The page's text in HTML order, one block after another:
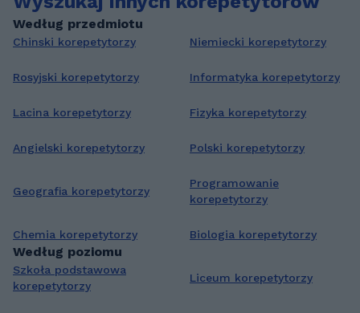
Według przedmiotu
Chinski korepetytorzy Niemiecki korepetytorzy
Rosyjski korepetytorzy Informatyka korepetytorzy
Lacina korepetytorzy Fizyka korepetytorzy
Angielski korepetytorzy Polski korepetytorzy
Geografia korepetytorzy
Programowanie
korepetytorzy
Chemia korepetytorzy Biologia korepetytorzy
Według poziomu
Szkoła podstawowa
korepetytorzy
Liceum korepetytorzy